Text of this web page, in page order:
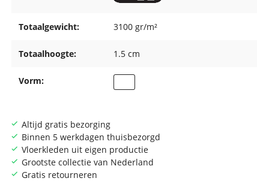
Altijd gratis bezorging
Binnen 5 werkdagen thuisbezorgd
Vloerkleden uit eigen productie
Grootste collectie van Nederland
Gratis retourneren
Totaalgewicht: 3100 gr/m²
Totaalhoogte: 1.5 cm
Vorm: